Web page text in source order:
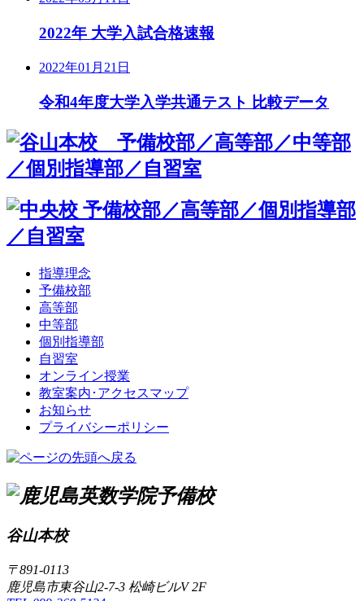
2022年 大学入試合格速報
2022年01月21日
令和4年度大学入学共通テスト 比較データ
指導理念
予備校部
高等部
中等部
個別指導部
自習室
オンライン授業
教室案内･アクセスマップ
お知らせ
プライバシーポリシー
谷山本校
〒891-0113
鹿児島市東谷山2-7-3 松崎ビルV 2F